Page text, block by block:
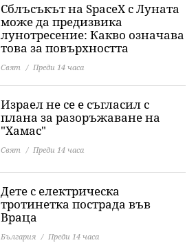
Сблъсъкът на SpaceX с Луната
може да предизвика
лунотресение: Какво означава
това за повърхността
Свят Преди 14 часа
Израел не се е съгласил с
плана за разоръжаване на
"Хамас"
Свят Преди 14 часа
Дете с електрическа
тротинетка пострада във
Враца
България Преди 14 часа